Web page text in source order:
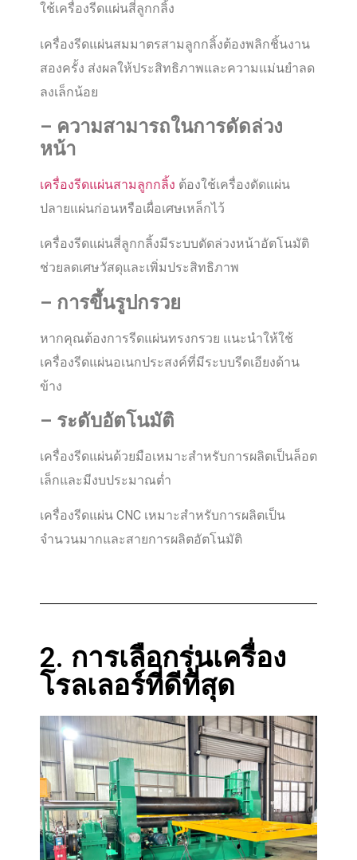
ใช้เครื่องรีดแผ่นสี่ลูกกลิ้ง
เครื่องรีดแผ่นสมมาตรสามลูกกลิ้งต้องพลิกชิ้นงาน
สองครั้ง ส่งผลให้ประสิทธิภาพและความแม่นยำลด
ลงเล็กน้อย
– ความสามารถในการดัดล่วง
หน้า
เครื่องรีดแผ่นสามลูกกลิ้ง ต้องใช้เครื่องดัดแผ่น
ปลายแผ่นก่อนหรือเผื่อเศษเหล็กไว้
เครื่องรีดแผ่นสี่ลูกกลิ้งมีระบบดัดล่วงหน้าอัตโนมัติ
ช่วยลดเศษวัสดุและเพิ่มประสิทธิภาพ
– การขึ้นรูปกรวย
หากคุณต้องการรีดแผ่นทรงกรวย แนะนำให้ใช้
เครื่องรีดแผ่นอเนกประสงค์ที่มีระบบรีดเอียงด้าน
ข้าง
– ระดับอัตโนมัติ
เครื่องรีดแผ่นด้วยมือเหมาะสำหรับการผลิตเป็นล็อต
เล็กและมีงบประมาณต่ำ
เครื่องรีดแผ่น CNC เหมาะสำหรับการผลิตเป็น
จำนวนมากและสายการผลิตอัตโนมัติ
2. การเลือกรุ่นเครื่อง
โรลเลอร์ที่ดีที่สุด